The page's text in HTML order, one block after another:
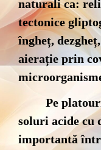
naturali ca:
tectonice
îngheț,
aierație prin
Pe
soluri acide cu
importantă